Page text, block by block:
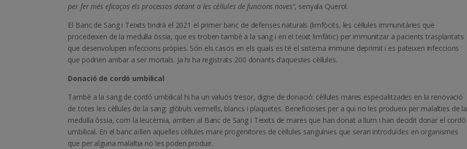
per fer més eficaços els processos dotant a les cèl·lules de funcions noves”, senyala Querol.
El Banc de Sang i Teixits tindrà el 2021 el primer banc de defenses naturals (limfòcits, les cèl·lules immunitàries que
procedeixen de la medul·la òssia, que es troben també a la sang i en el teixit limfàtic) per immunitzar a pacients trasplantats
que desenvolupen infeccions pròpies. Són els casos en els quals es té el sistema immune deprimit i es pateixen infeccions
que podrien arribar a ser mortals. Ja hi ha registrats 200 donants d’aquestes cèl·lules.
Donació de cordó umbilical
També a la sang de cordó umbilical hi ha un valuós tresor, digne de donació: cèl·lules mares especialitzades en la renovació
de totes les cèl·lules de la sang: glòbuls vermells, blancs i plaquetes. Beneficioses per a qui no les produeix per malalties de la
medul·la òssia, com la leucèmia, arriben al Banc de Sang i Teixits de mares que han donat a llum i han decidit donar el cordó
umbilical. En el banc aïllen aquelles cèl·lules mare progenitores de cèl·lules sanguínies que seran introduïdes en organismes
que per alguna malaltia no les poden produir.